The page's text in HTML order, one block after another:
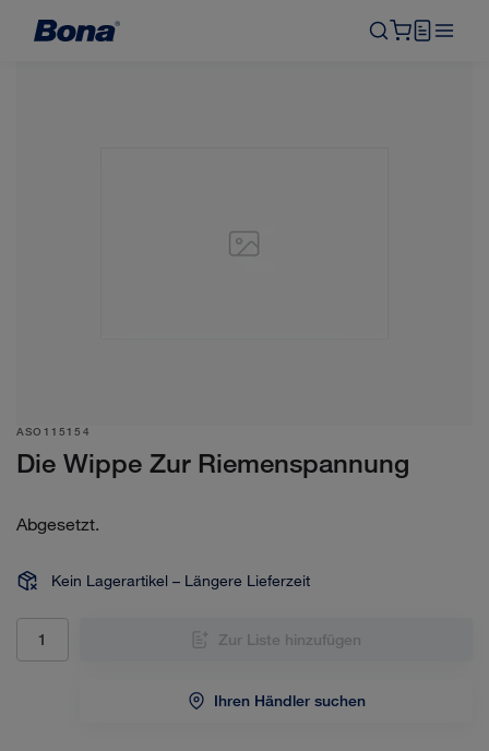
ASO115154
Die Wippe Zur Riemenspannung
Abgesetzt.
Kein Lagerartikel – Längere Lieferzeit
Ihren Händler suchen
Zur Liste hinzufügen